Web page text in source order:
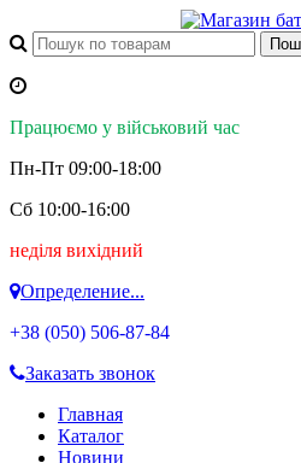
Працюємо у військовий час
Пн-Пт 09:00-18:00
Сб 10:00-16:00
неділя вихідний
Определение...
+38 (050) 506-87-84
Заказать звонок
Главная
Каталог
Новини